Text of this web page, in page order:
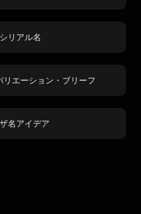
シリアル名
リエーション・ブリーフ
名アイデア